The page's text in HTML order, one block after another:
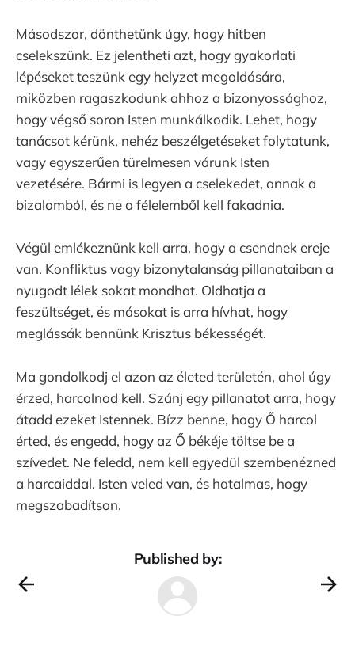
Másodszor, dönthetünk úgy, hogy hitben
cselekszünk. Ez jelentheti azt, hogy gyakorlati
lépéseket teszünk egy helyzet megoldására,
miközben ragaszkodunk ahhoz a bizonyossághoz,
hogy végső soron Isten munkálkodik. Lehet, hogy
tanácsot kérünk, nehéz beszélgetéseket folytatunk,
vagy egyszerűen türelmesen várunk Isten
vezetésére. Bármi is legyen a cselekedet, annak a
bizalomból, és ne a félelemből kell fakadnia.
Végül emlékeznünk kell arra, hogy a csendnek ereje
van. Konfliktus vagy bizonytalanság pillanataiban a
nyugodt lélek sokat mondhat. Oldhatja a
feszültséget, és másokat is arra hívhat, hogy
meglássák bennünk Krisztus békességét.
Ma gondolkodj el azon az életed területén, ahol úgy
érzed, harcolnod kell. Szánj egy pillanatot arra, hogy
átadd ezeket Istennek. Bízz benne, hogy Ő harcol
érted, és engedd, hogy az Ő békéje töltse be a
szívedet. Ne feledd, nem kell egyedül szembenézned
a harcaiddal. Isten veled van, és hatalmas, hogy
megszabadítson.
Published by: